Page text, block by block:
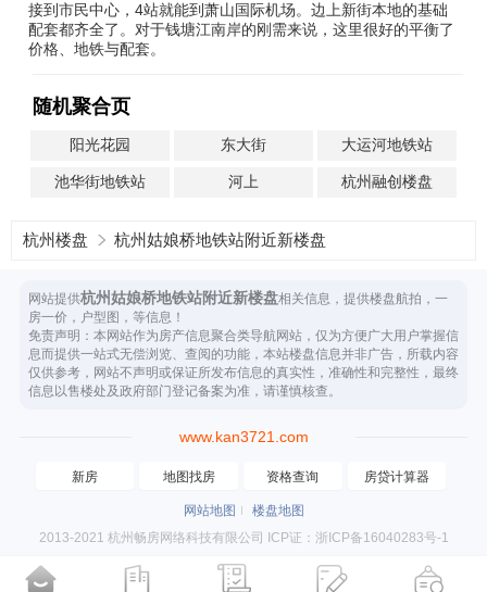
接到市民中心，4站就能到萧山国际机场。边上新街本地的基础
配套都齐全了。对于钱塘江南岸的刚需来说，这里很好的平衡了
价格、地铁与配套。
随机聚合页
阳光花园 东大街 大运河地铁站
池华街地铁站 河上 杭州融创楼盘
杭州楼盘 杭州姑娘桥地铁站附近新楼盘
网站提供杭州姑娘桥地铁站附近新楼盘相关信息，提供楼盘航拍，一
房一价，户型图，等信息！
免责声明：本网站作为房产信息聚合类导航网站，仅为方便广大用户掌握信
息而提供一站式无偿浏览、查阅的功能，本站楼盘信息并非广告，所载内容
仅供参考，网站不声明或保证所发布信息的真实性，准确性和完整性，最终
信息以售楼处及政府部门登记备案为准，请谨慎核查。
www.kan3721.com
新房 地图找房 资格查询 房贷计算器
网站地图
楼盘地图
2013-2021 杭州畅房网络科技有限公司 ICP证：浙ICP备16040283号-1